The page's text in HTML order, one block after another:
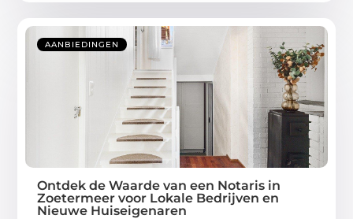
AANBIEDINGEN
Ontdek de Waarde van een Notaris in
Zoetermeer voor Lokale Bedrijven en
Nieuwe Huiseigenaren